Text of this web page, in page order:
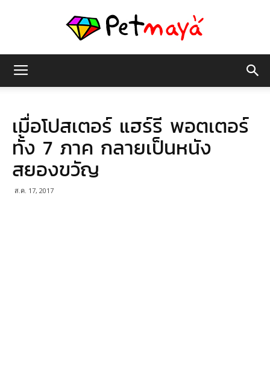
มายา
เมื่อโปสเตอร์ แฮร์รี พอตเตอร์
ทั้ง 7 ภาค กลายเป็นหนัง
สยองขวัญ
ส.ค. 17, 2017